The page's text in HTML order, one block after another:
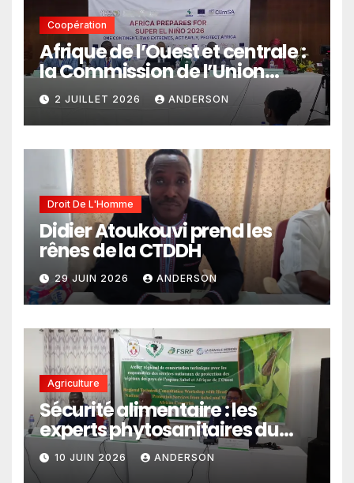
Coopération
Afrique de l’Ouest et centrale :
la Commission de l’Union
africaine veut renforcer
l’intégration des services
climatiques dans les
politiques publiques
2 JUILLET 2026 ANDERSON
Droit De L'Homme
Didier Atoukouvi prend les
rênes de la CTDDH
29 JUIN 2026 ANDERSON
Agriculture
Sécurité alimentaire : les
experts phytosanitaires du
Sahel et d’Afrique de l’Ouest
en conclave à Lomé
10 JUIN 2026 ANDERSON